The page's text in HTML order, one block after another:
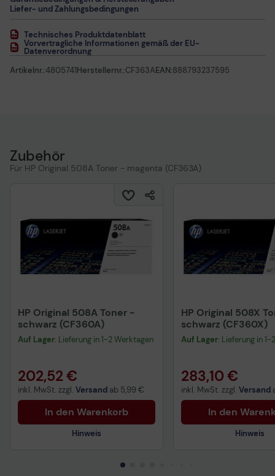
Liefer- und Zahlungsbedingungen
Technisches Produktdatenblatt
Vorvertragliche Informationen gemäß der EU-
Datenverordnung
Artikelnr.:4805741Herstellernr.:CF363AEAN:888793237595
Zubehör
Für HP Original 508A Toner - magenta (CF363A)
HP Original 508A Toner -
schwarz (CF360A)
Auf Lager: Lieferung in 1-2 Werktagen
202,52 €
inkl. MwSt. zzgl. Versand ab 5,99 €
In den Warenkorb
Hinweis
HP Original 508X
schwarz (CF360X)
Auf Lager: Lieferung in
283,10 €
inkl. MwSt. zzgl. Versand
In den
Hinweis